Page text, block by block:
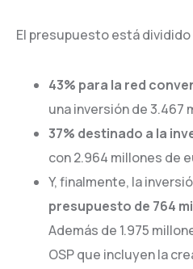
El presupuesto está
43% para la red
una inversión de 3.467
37% destinado a la
con 2.964 millones de
Y, finalmente, la
presupuesto de 764
Además de 1.975
OSP que incluyen la